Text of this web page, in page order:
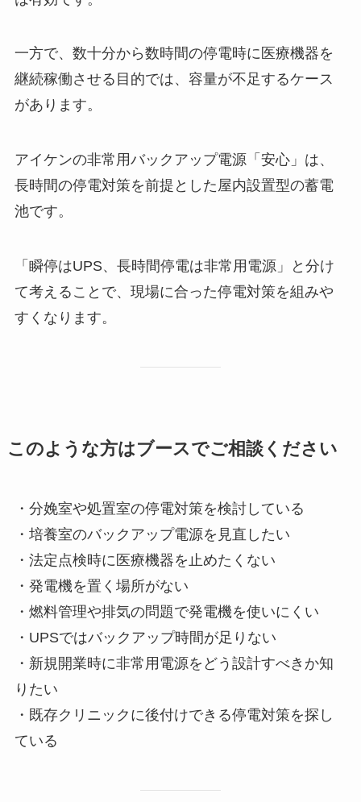
一方で、数十分から数時間の停電時に医療機器を
継続稼働させる目的では、容量が不足するケース
があります。
アイケンの非常用バックアップ電源「安心」は、
長時間の停電対策を前提とした屋内設置型の蓄電
池です。
「瞬停はUPS、長時間停電は非常用電源」と分け
て考えることで、現場に合った停電対策を組みや
すくなります。
このような方はブースでご相談ください
・分娩室や処置室の停電対策を検討している
・培養室のバックアップ電源を見直したい
・法定点検時に医療機器を止めたくない
・発電機を置く場所がない
・燃料管理や排気の問題で発電機を使いにくい
・UPSではバックアップ時間が足りない
・新規開業時に非常用電源をどう設計すべきか知
りたい
・既存クリニックに後付けできる停電対策を探し
ている